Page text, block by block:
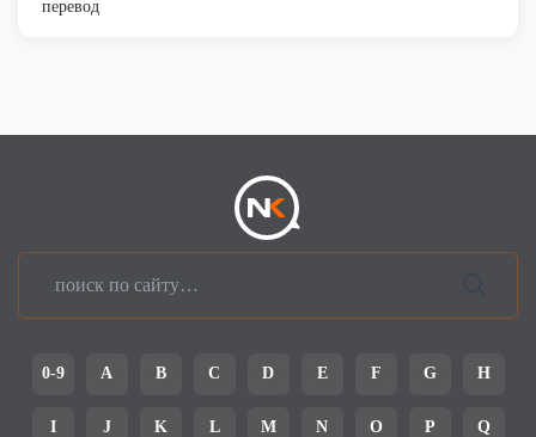
перевод
0-9 A B C D E F G H
I J K L M N O P Q